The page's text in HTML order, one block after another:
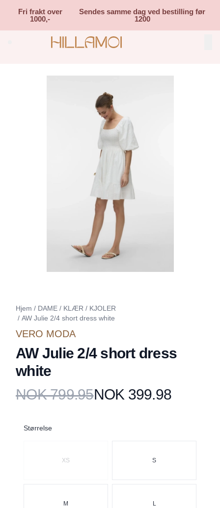
Fri frakt over
1000,-
Sendes samme dag ved bestilling før
1200
Search (⌘K)
Hjem / DAME / KLÆR / KJOLER
/ AW Julie 2/4 short dress white
VERO MODA
AW Julie 2/4 short dress
white
Produktdetaljer
NOK 799.95NOK 399.98
Størrelse
XS S
M L